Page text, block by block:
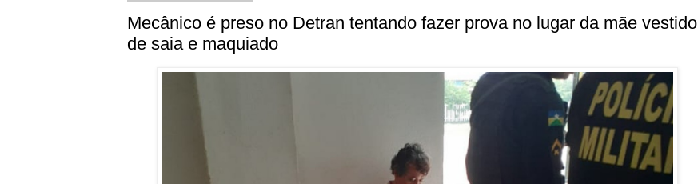
Mecânico é preso no Detran tentando fazer prova no lugar da mãe vestido
de saia e maquiado